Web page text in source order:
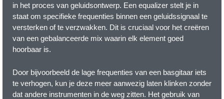
in het proces van geluidsontwerp. Een equalizer stelt je in
staat om specifieke frequenties binnen een geluidssignaal te
versterken of te verzwakken. Dit is cruciaal voor het creëren
van een gebalanceerde mix waarin elk element goed
hoorbaar is.
Door bijvoorbeeld de lage frequenties van een basgitaar iets
te verhogen, kun je deze meer aanwezig laten klinken zonder
dat andere instrumenten in de weg zitten. Het gebruik van